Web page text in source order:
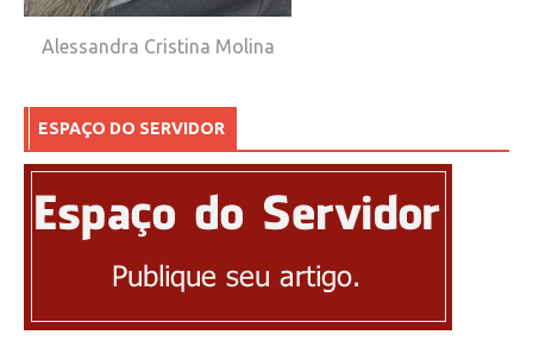
Alessandra Cristina Molina
ESPAÇO DO SERVIDOR